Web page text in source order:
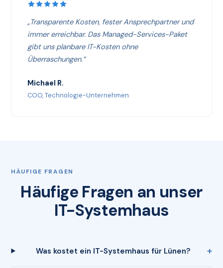
„Transparente Kosten, fester Ansprechpartner und
immer erreichbar. Das Managed-Services-Paket
gibt uns planbare IT-Kosten ohne
Überraschungen.“
Michael R.
COO, Technologie-Unternehmen
HÄUFIGE FRAGEN
Häufige Fragen an unser
IT-Systemhaus
Was kostet ein IT-Systemhaus für Lünen?